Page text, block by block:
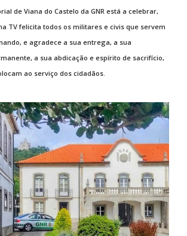
de Viana do Castelo da GNR está a celebrar,
TV felicita todos os militares e civis que servem
e agradece a sua entrega, a sua
a sua abdicação e espírito de sacrifício,
ao serviço dos cidadãos.